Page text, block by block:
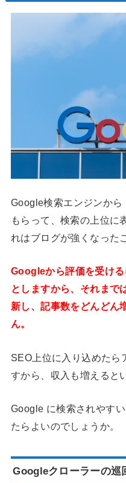
Google検索エンジンか
もらって、検索の上位に
れはブログが強くなった
Googleから評価を受け
としますから、それまで
新し、記事数をどんどん
ん。
SEO上位に入り込めたら
すから、収入も増えると
Google に検索されやす
たらよいのでしょうか。
Googleクローラーの巡